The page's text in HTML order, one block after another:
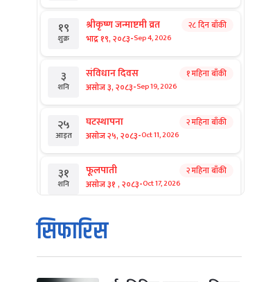
१९
शुक्र
श्रीकृष्ण जन्माष्टमी व्रत
भाद्र १९, २०८३-Sep 4, 2026
२८ दिन बाँकी
३
शनि
संविधान दिवस
असोज ३, २०८३-Sep 19, 2026
१ महिना बाँकी
२५
आइत
घटस्थापना
असोज २५, २०८३-Oct 11, 2026
२ महिना बाँकी
३१
शनि
फूलपाती
असोज ३१ , २०८३-Oct 17, 2026
२ महिना बाँकी
१
आइत
कार्तिक सङ्क्रान्ति
कार्तिक १, २०८३
सिफारिस